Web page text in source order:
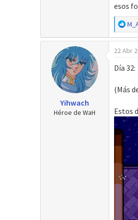
esos
R
e
a
c
i
n
:
Yihwach
Héroe de WaH
22 Abr
Día 32:
(Más
Estos